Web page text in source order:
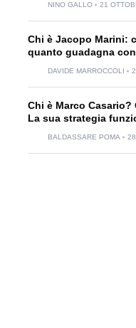
NINO GALLO 21
Chi è Jacopo Marini:
quanto guadagna
DAVIDE MARROCCOLI
Chi è Marco
La sua strategia
BALDASSARE POMA